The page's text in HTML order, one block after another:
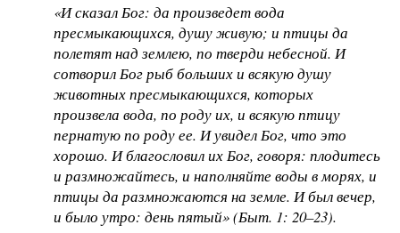
«И сказал Бог: да произведет вода
пресмыкающихся, душу живую; и птицы да
полетят над землею, по тверди небесной. И
сотворил Бог рыб больших и всякую душу
животных пресмыкающихся, которых
произвела вода, по роду их, и всякую птицу
пернатую по роду ее. И увидел Бог, что это
хорошо. И благословил их Бог, говоря: плодитесь
и размножайтесь, и наполняйте воды в морях, и
птицы да размножаются на земле. И был вечер,
и было утро: день пятый» (Быт. 1: 20–23).